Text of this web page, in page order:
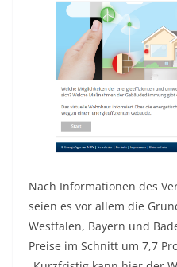
Nach Informationen des
seien es vor allem die
Westfalen, Bayern und
Preise im Schnitt um 7,7